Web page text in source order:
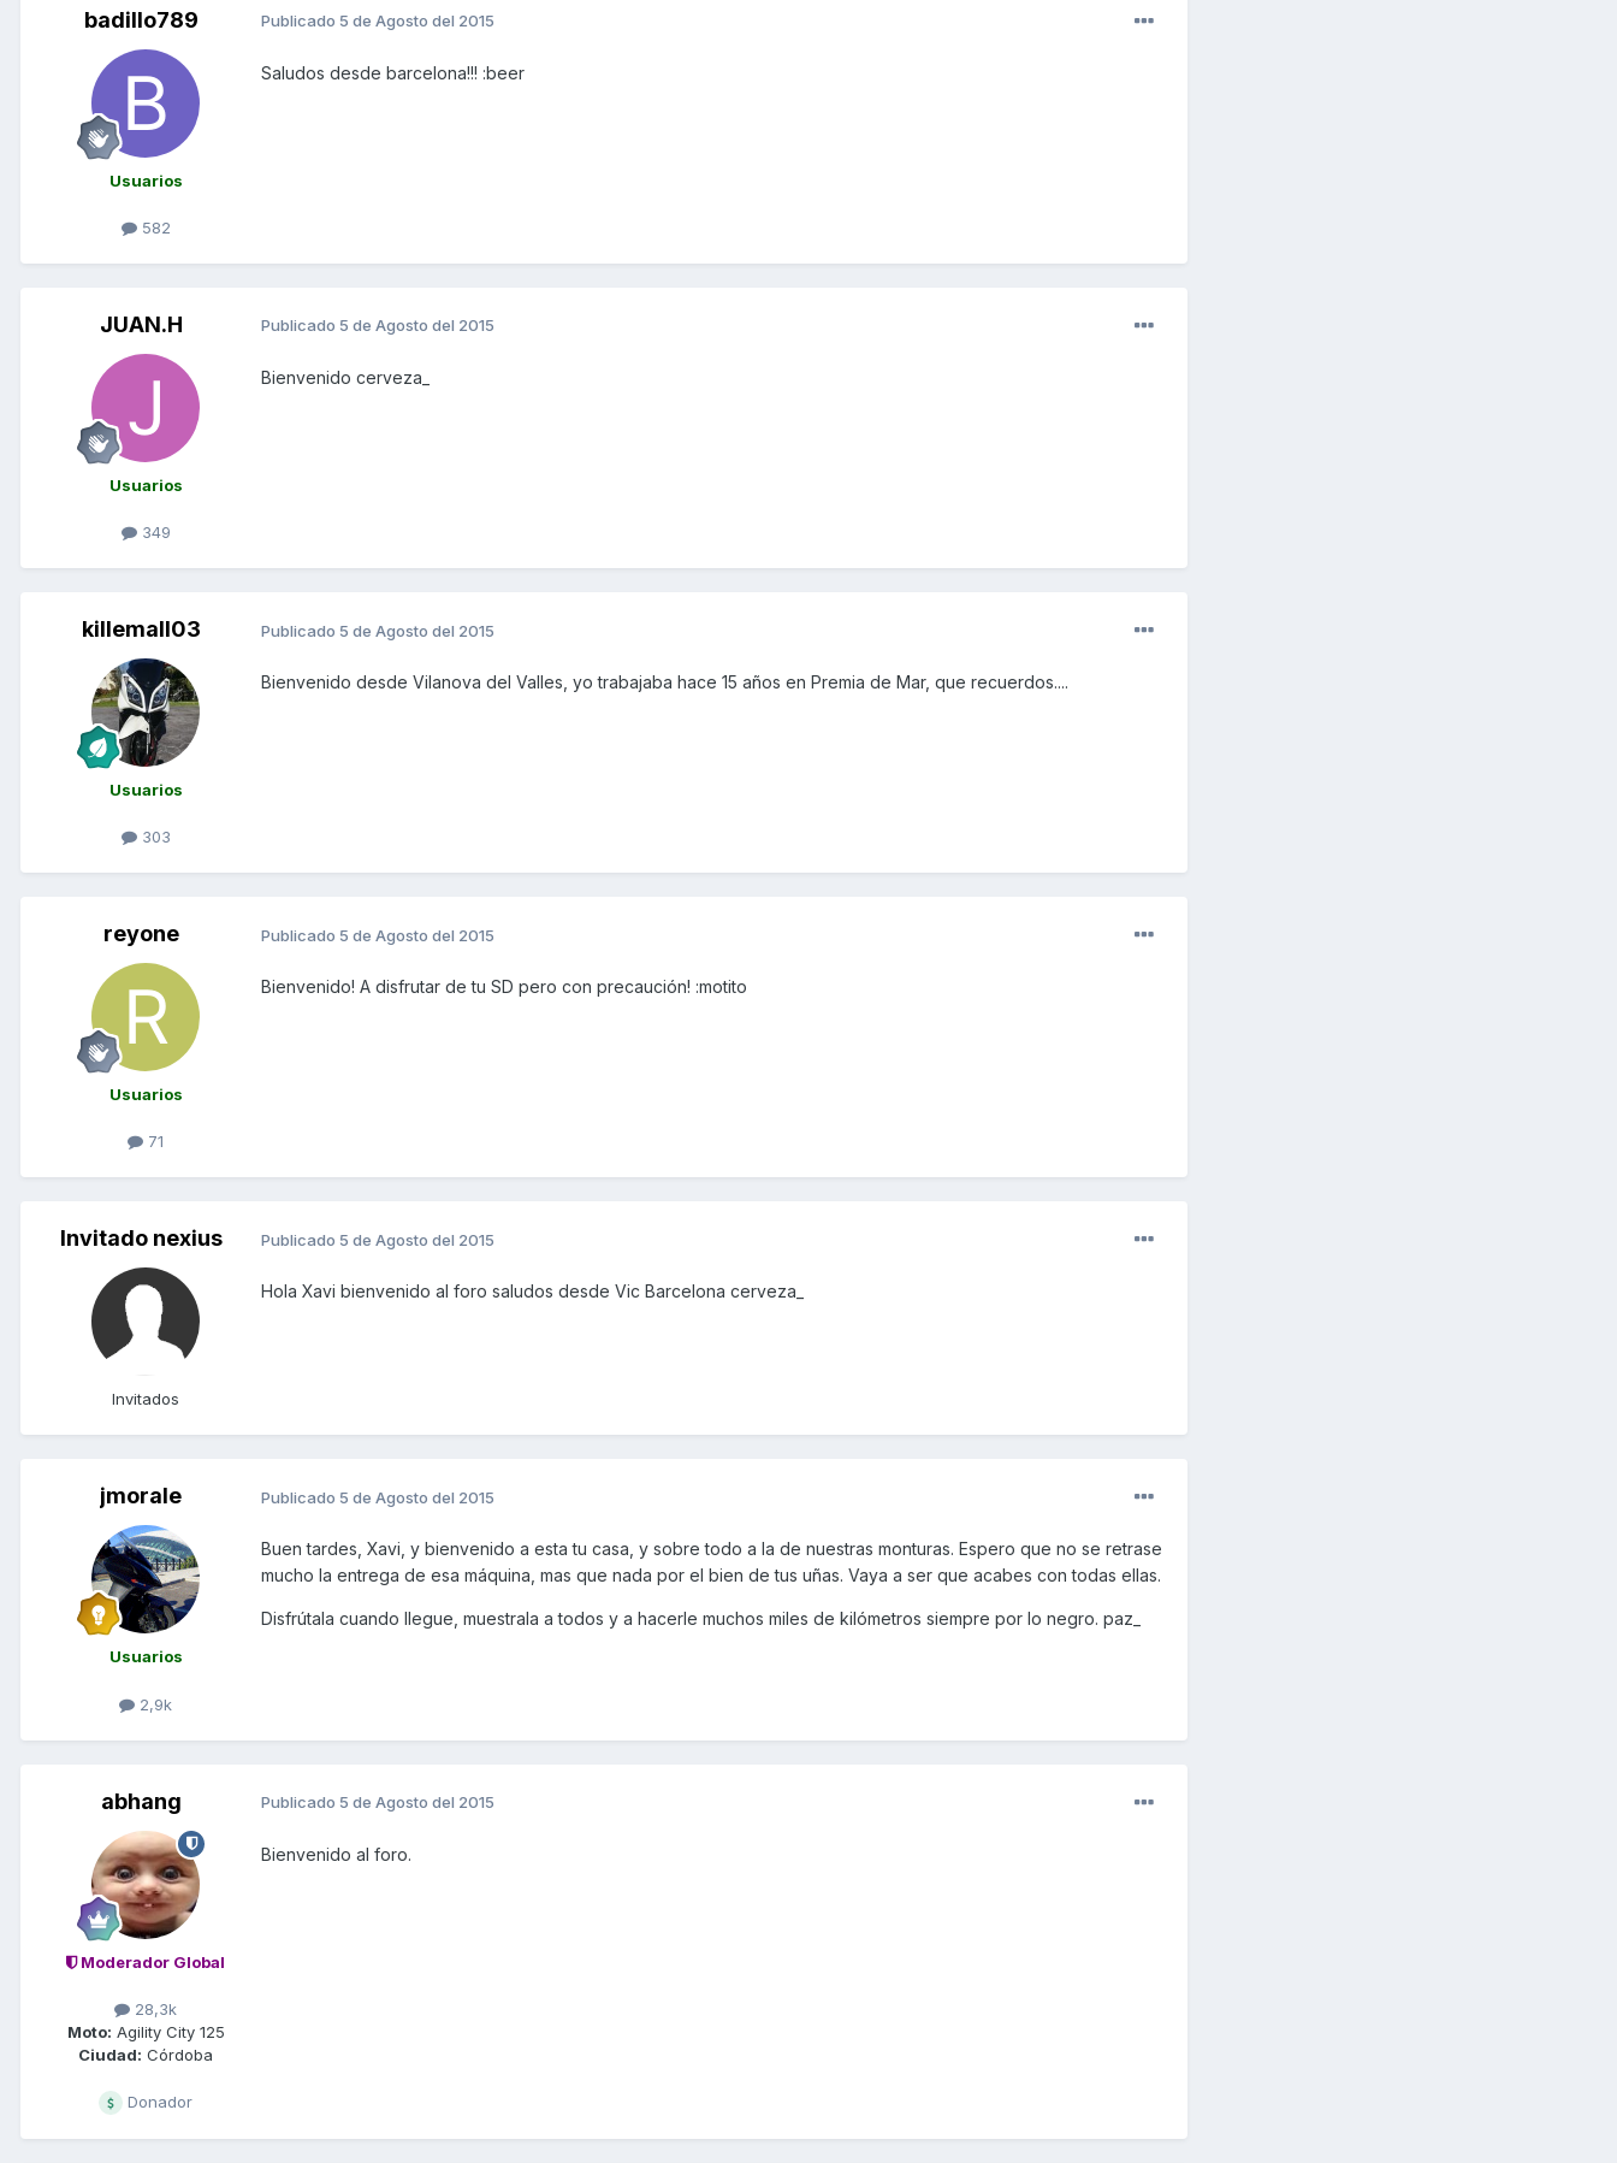
badillo789
Usuarios
582
Publicado 5 de Agosto del 2015
Saludos desde barcelona!!! :beer
JUAN.H
Usuarios
349
Publicado 5 de Agosto del 2015
Bienvenido cerveza_
killemall03
Usuarios
303
Publicado 5 de Agosto del 2015
Bienvenido desde Vilanova del Valles, yo trabajaba hace 15 años en Premia de Mar, que recuerdos....
reyone
Usuarios
71
Publicado 5 de Agosto del 2015
Bienvenido! A disfrutar de tu SD pero con precaución! :motito
Invitado nexius
Invitados
Publicado 5 de Agosto del 2015
Hola Xavi bienvenido al foro saludos desde Vic Barcelona cerveza_
jmorale
Usuarios
2,9k
Publicado 5 de Agosto del 2015
Buen tardes, Xavi, y bienvenido a esta tu casa, y sobre todo a la de nuestras monturas. Espero que no se retrase
mucho la entrega de esa máquina, mas que nada por el bien de tus uñas. Vaya a ser que acabes con todas ellas.
Disfrútala cuando llegue, muestrala a todos y a hacerle muchos miles de kilómetros siempre por lo negro. paz_
abhang
Moderador Global
28,3k
Moto: Agility City 125
Ciudad: Córdoba
Donador
Publicado 5 de Agosto del 2015
Bienvenido al foro.